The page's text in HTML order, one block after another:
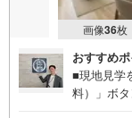
画像36枚
おすすめ
■現地見学
料）」ボ